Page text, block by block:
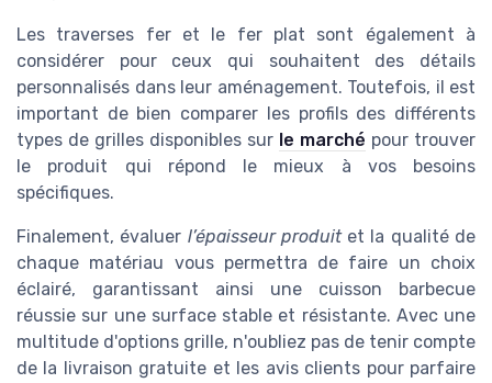
Les traverses fer et le fer plat sont également à
considérer pour ceux qui souhaitent des détails
personnalisés dans leur aménagement. Toutefois, il est
important de bien comparer les profils des différents
types de grilles disponibles sur le marché pour trouver
le produit qui répond le mieux à vos besoins
spécifiques.
Finalement, évaluer l’épaisseur produit et la qualité de
chaque matériau vous permettra de faire un choix
éclairé, garantissant ainsi une cuisson barbecue
réussie sur une surface stable et résistante. Avec une
multitude d'options grille, n'oubliez pas de tenir compte
de la livraison gratuite et les avis clients pour parfaire